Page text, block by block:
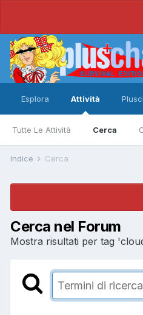
Esplora Attività
Tutte Le Attività Cerca
Indice Cerca
Cerca nel Forum
Mostra risultati per tag